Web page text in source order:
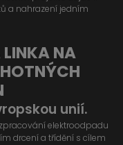
a nahrazení jedním
NA
unií.
elektroodpadu
drcení a třídění s cílem